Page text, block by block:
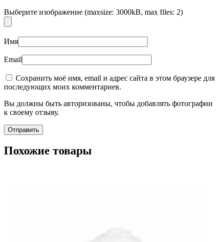
Выберите изображение (maxsize: 3000kB, max files: 2)
Имя
Email
Сохранить моё имя, email и адрес сайта в этом браузере для
последующих моих комментариев.
Вы должны быть авторизованы, чтобы добавлять фотографии
к своему отзыву.
Похожие товары